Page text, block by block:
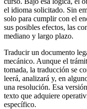
el idioma solicitado. Sin
solo para cumplir con el
sus posibles efectos, las
mediano y largo plazo.
Traducir un documento
mecánico. Aunque el
tomada, la traducción se
leerá, analizará y, en
una resolución. Esa
texto que adquiere
específico.